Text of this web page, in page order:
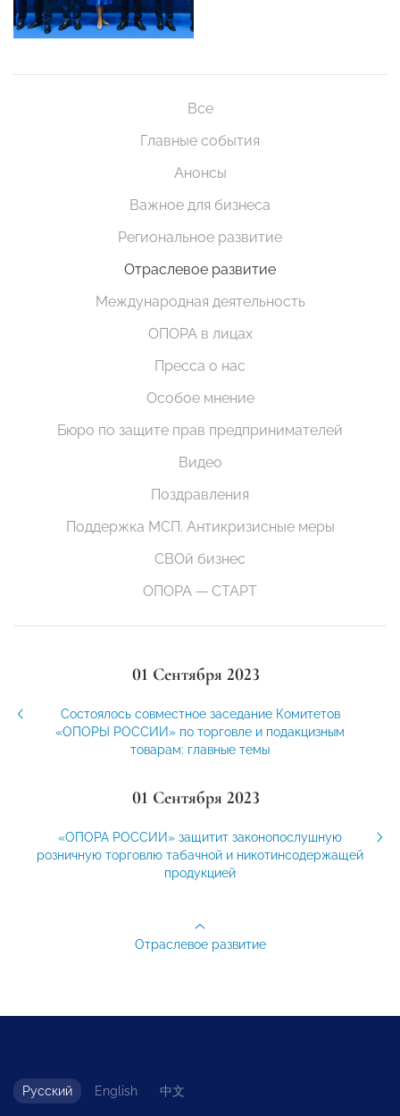
Все
Главные события
Анонсы
Важное для бизнеса
Региональное развитие
Отраслевое развитие
Международная деятельность
ОПОРА в лицах
Пресса о нас
Особое мнение
Бюро по защите прав предпринимателей
Видео
Поздравления
Поддержка МСП. Антикризисные меры
СВОй бизнес
ОПОРА — СТАРТ
01 Сентября 2023
Состоялось совместное заседание Комитетов
«ОПОРЫ РОССИИ» по торговле и подакцизным
товарам: главные темы
01 Сентября 2023
«ОПОРА РОССИИ» защитит законопослушную
розничную торговлю табачной и никотинсодержащей
продукцией
Отраслевое развитие
Русский English 中文